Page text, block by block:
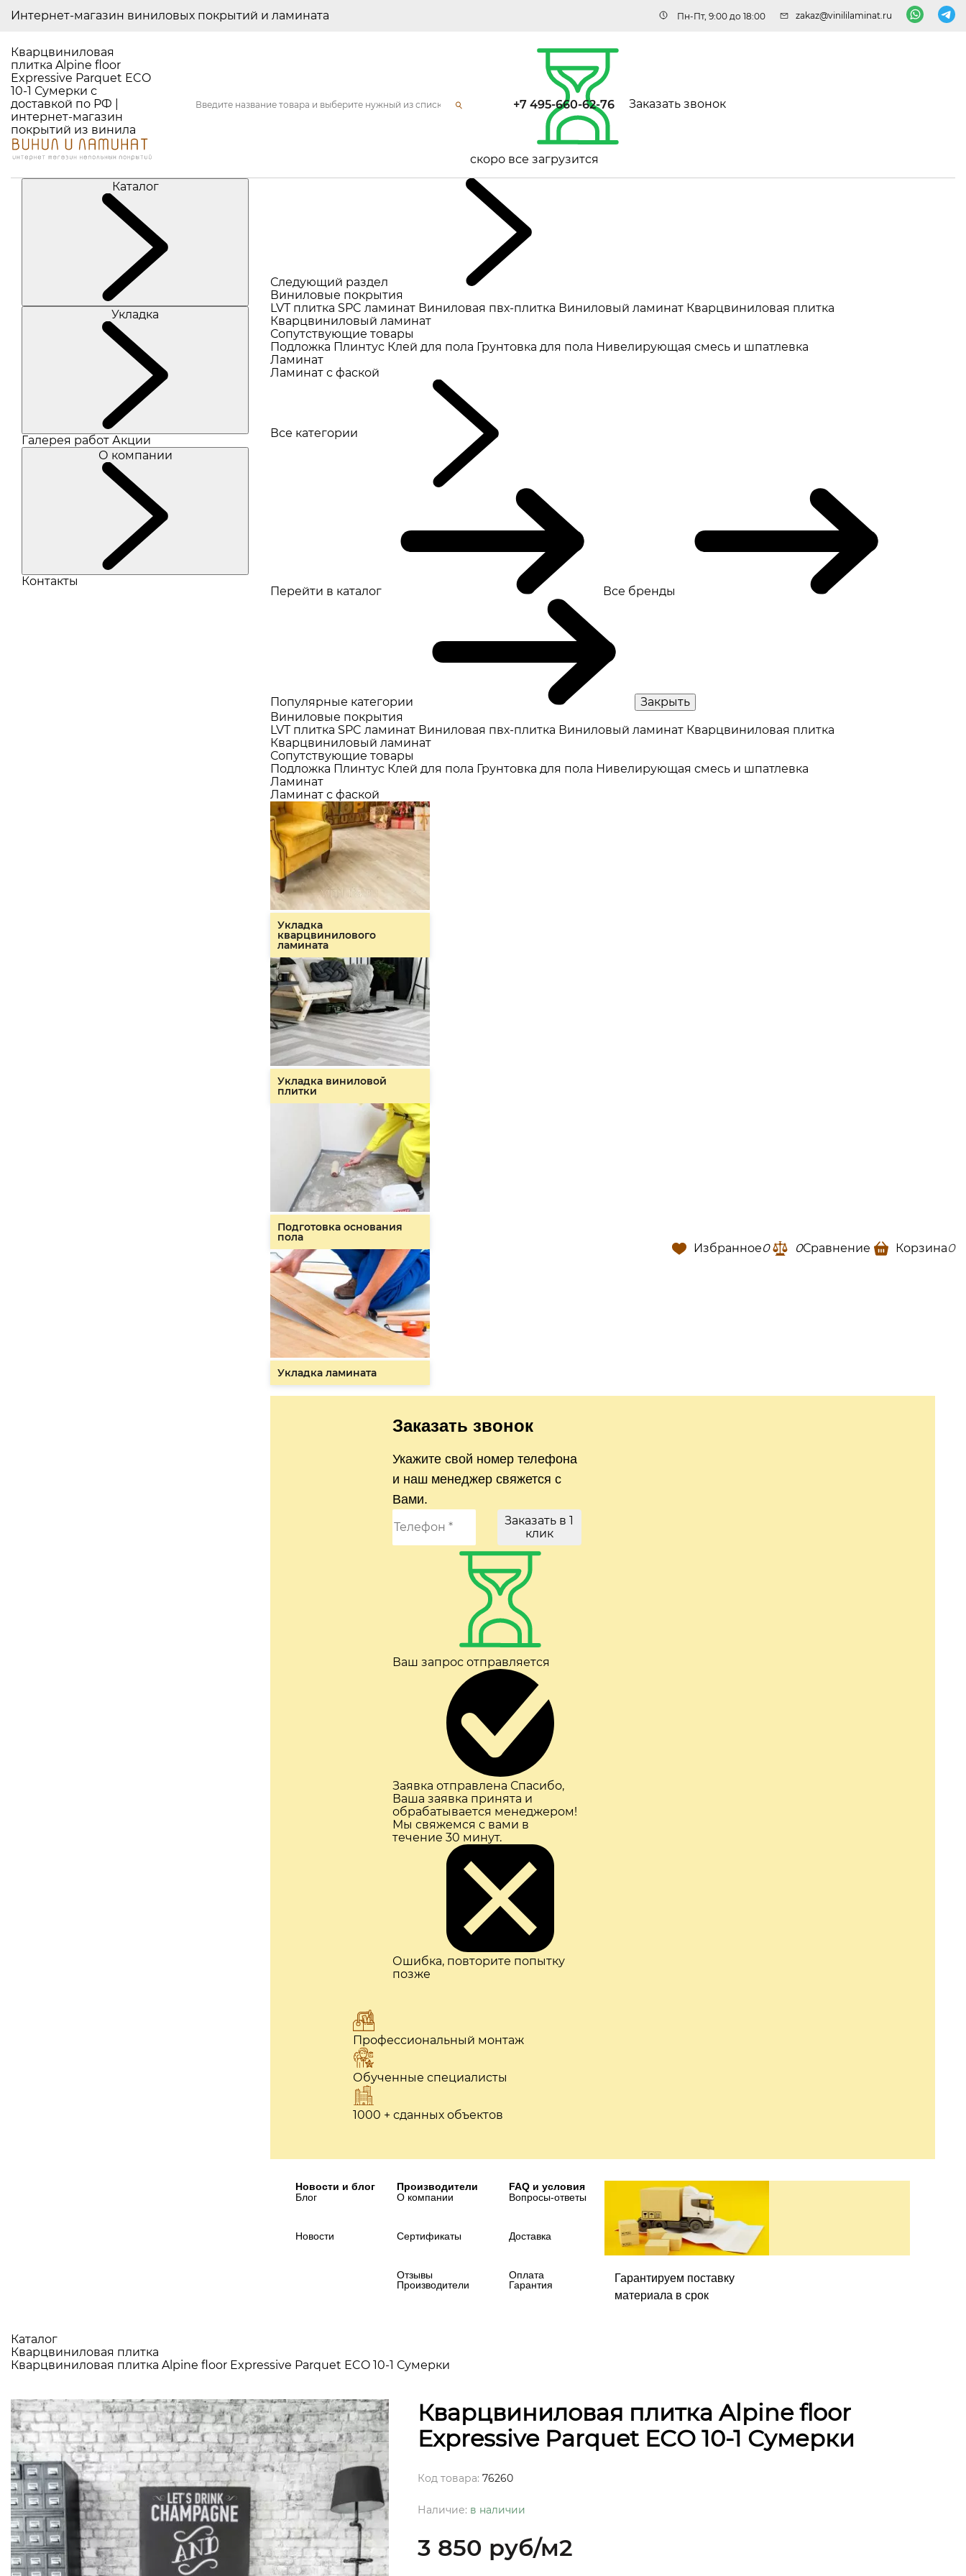
Интернет-магазин виниловых покрытий и ламината Пн-Пт, 9:00 до 18:00 zakaz@vinililaminat.ru
Кварцвиниловая
плитка Alpine floor
Expressive Parquet ECO
10-1 Сумерки с
доставкой по РФ |
интернет-магазин
покрытий из винила
скоро все загрузится
+7 495-660-62-76 Заказать звонок
Каталог
Укладка
Галерея работ Акции
О компании
Контакты
Следующий раздел
Виниловые покрытия
LVT плитка SPC ламинат Виниловая пвх-плитка Виниловый ламинат Кварцвиниловая плитка
Кварцвиниловый ламинат
Сопутствующие товары
Подложка Плинтус Клей для пола Грунтовка для пола Нивелирующая смесь и шпатлевка
Ламинат
Ламинат с фаской
Все катeгории
Перейти в каталог Все бренды
Популярные категории
Закрыть
Виниловые покрытия
LVT плитка SPC ламинат Виниловая пвх-плитка Виниловый ламинат Кварцвиниловая плитка
Кварцвиниловый ламинат
Сопутствующие товары
Подложка Плинтус Клей для пола Грунтовка для пола Нивелирующая смесь и шпатлевка
Ламинат
Ламинат с фаской
Укладка
кварцвинилового
ламината
Укладка виниловой
плитки
Подготовка основания
пола
Укладка ламината
Заказать звонок
Укажите свой номер телефона
и наш менеджер свяжется с
Вами.
Заказать в 1
клик
Ваш запрос отправляется
Заявка отправлена Спасибо,
Ваша заявка принята и
обрабатывается менеджером!
Мы свяжемся с вами в
течение 30 минут.
Ошибка, повторите попытку
позже
Профессиональный монтаж
Обученные специалисты
1000 + сданных объектов
Новости и блог
Блог
Новости
Производители
О компании
Сертификаты
Отзывы
Производители
FAQ и условия
Вопросы-ответы
Доставка
Оплата
Гарантия
Гарантируем поставку
материала в срок
Избранное0 0Сравнение Корзина0
Каталог
Кварцвиниловая плитка
Кварцвиниловая плитка Alpine floor Expressive Parquet ECO 10-1 Сумерки
Кварцвиниловая плитка Alpine floor
Expressive Parquet ECO 10-1 Сумерки
Код товара: 76260
Наличие: в наличии
3 850 руб/м2